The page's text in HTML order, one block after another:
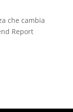
che cambia
Report